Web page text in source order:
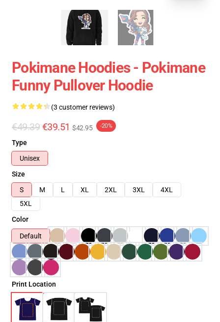
Pokimane Hoodies - Pokimane
Funny Pullover Hoodie
(3 customer reviews)
€49.39 €39.51 $42.95 -20%
Type
Unisex
Size
S
M L XL 2XL 3XL
4XL
5XL
Color
Default
Print Location